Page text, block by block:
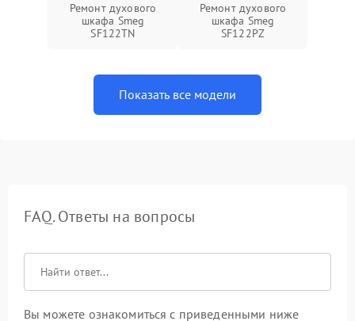
Ремонт духового
шкафа Smeg
SF122TN
Ремонт духового
шкафа Smeg
SF122PZ
Показать все модели
FAQ. Ответы на вопросы
Вы можете ознакомиться с приведенными ниже